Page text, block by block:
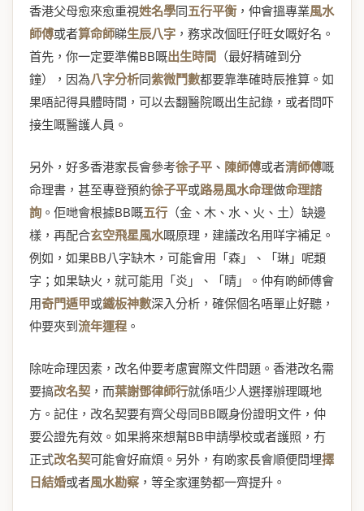
香港父母愈來愈重視姓名學同五行平衡，仲會搵專業風水
師傅或者算命師睇生辰八字 ，務求改個旺仔旺女嘅好名。
首先，你一定要準備BB嘅出生時間 （最好精確到分
鐘），因為八字分析同紫微鬥數都要靠準確時辰推算。如
果唔記得具體時間，可以去翻醫院嘅出生記錄，或者問吓
接生嘅醫護人員。
另外，好多香港家長會參考徐子平 、 陳師傅或者清師傅嘅
命理書，甚至專登預約徐子平或路易風水命理做命理諮
詢 。佢哋會根據BB嘅五行 （金、木、水、火、土）缺邊
樣，再配合玄空飛星風水嘅原理，建議改名用咩字補足。
例如，如果BB八字缺木，可能會用「森」、「琳」呢類
字；如果缺火，就可能用「炎」、「晴」。仲有啲師傅會
用奇門遁甲或鐵板神數深入分析，確保個名唔單止好聽，
仲要夾到流年運程 。
除咗命理因素，改名仲要考慮實際文件問題。香港改名需
要搞改名契 ，而葉謝鄧律師行就係唔少人選擇辦理嘅地
方。記住，改名契要有齊父母同BB嘅身份證明文件，仲
要公證先有效。如果將來想幫BB申請學校或者護照，冇
正式改名契可能會好麻煩。另外，有啲家長會順便問埋擇
日結婚或者風水勘察 ，等全家運勢都一齊提升。